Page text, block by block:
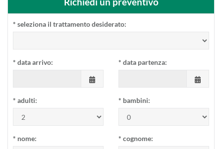
* seleziona il trattamento desiderato:
* data arrivo: * data partenza:
* adulti: * bambini:
* nome: * cognome: